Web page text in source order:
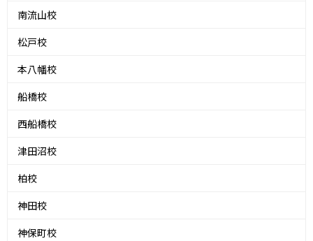
南流山校
松戸校
本八幡校
船橋校
西船橋校
津田沼校
柏校
神田校
神保町校